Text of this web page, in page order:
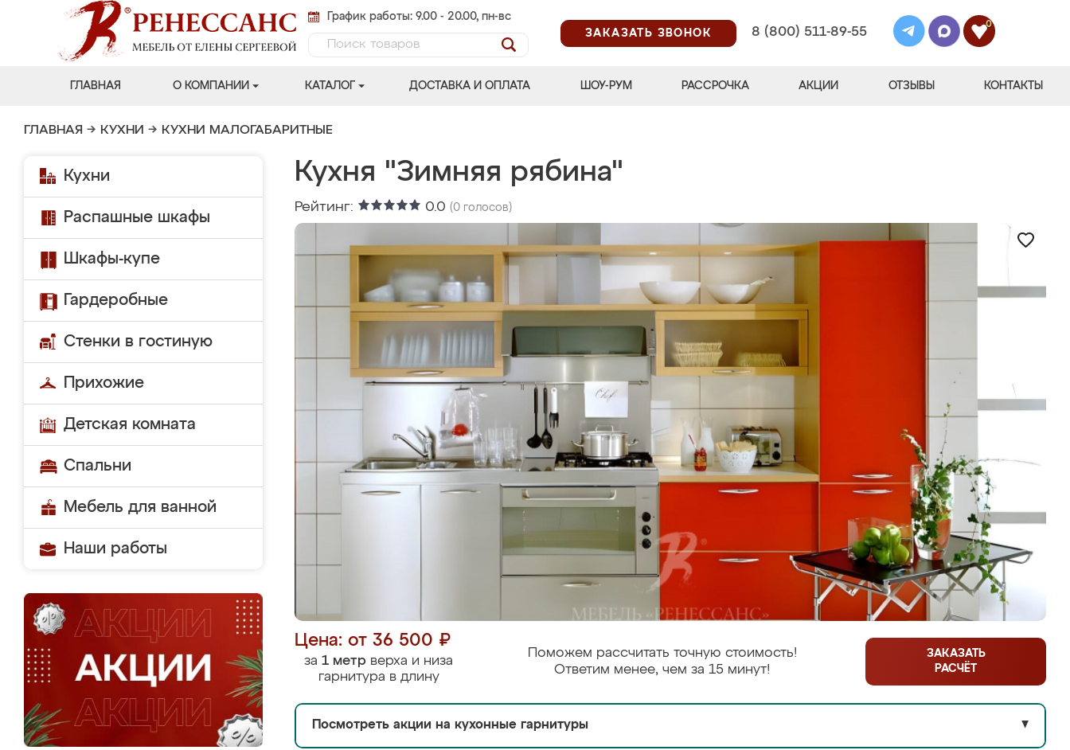
График работы: 9.00 - 20.00, пн-вс
ЗАКАЗАТЬ ЗВОНОК
8 (800) 511-89-55
0
ГЛАВНАЯ О КОМПАНИИ КАТАЛОГ ДОСТАВКА И ОПЛАТА ШОУ-РУМ РАССРОЧКА АКЦИИ ОТЗЫВЫ КОНТАКТЫ
ГЛАВНАЯ → КУХНИ → КУХНИ МАЛОГАБАРИТНЫЕ
Кухни
Распашные шкафы
Шкафы-купе
Гардеробные
Стенки в гостиную
Прихожие
Детская комната
Спальни
Мебель для ванной
Наши работы
Кухня "Зимняя рябина"
Рейтинг: 0.0 (0 голосов)
Цена: от 36 500 ₽
за 1 метр верха и низа
гарнитура в длину
Поможем рассчитать точную стоимость!
Ответим менее, чем за 15 минут!
ЗАКАЗАТЬ
РАСЧЁТ
Посмотреть акции на кухонные гарнитуры ▼